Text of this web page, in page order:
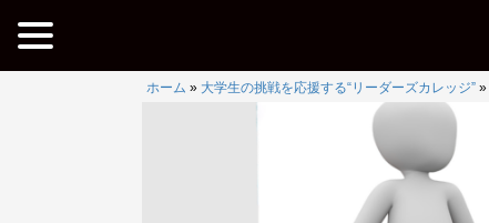
ホーム » 大学生の挑戦を応援する“リーダーズカレッジ”»